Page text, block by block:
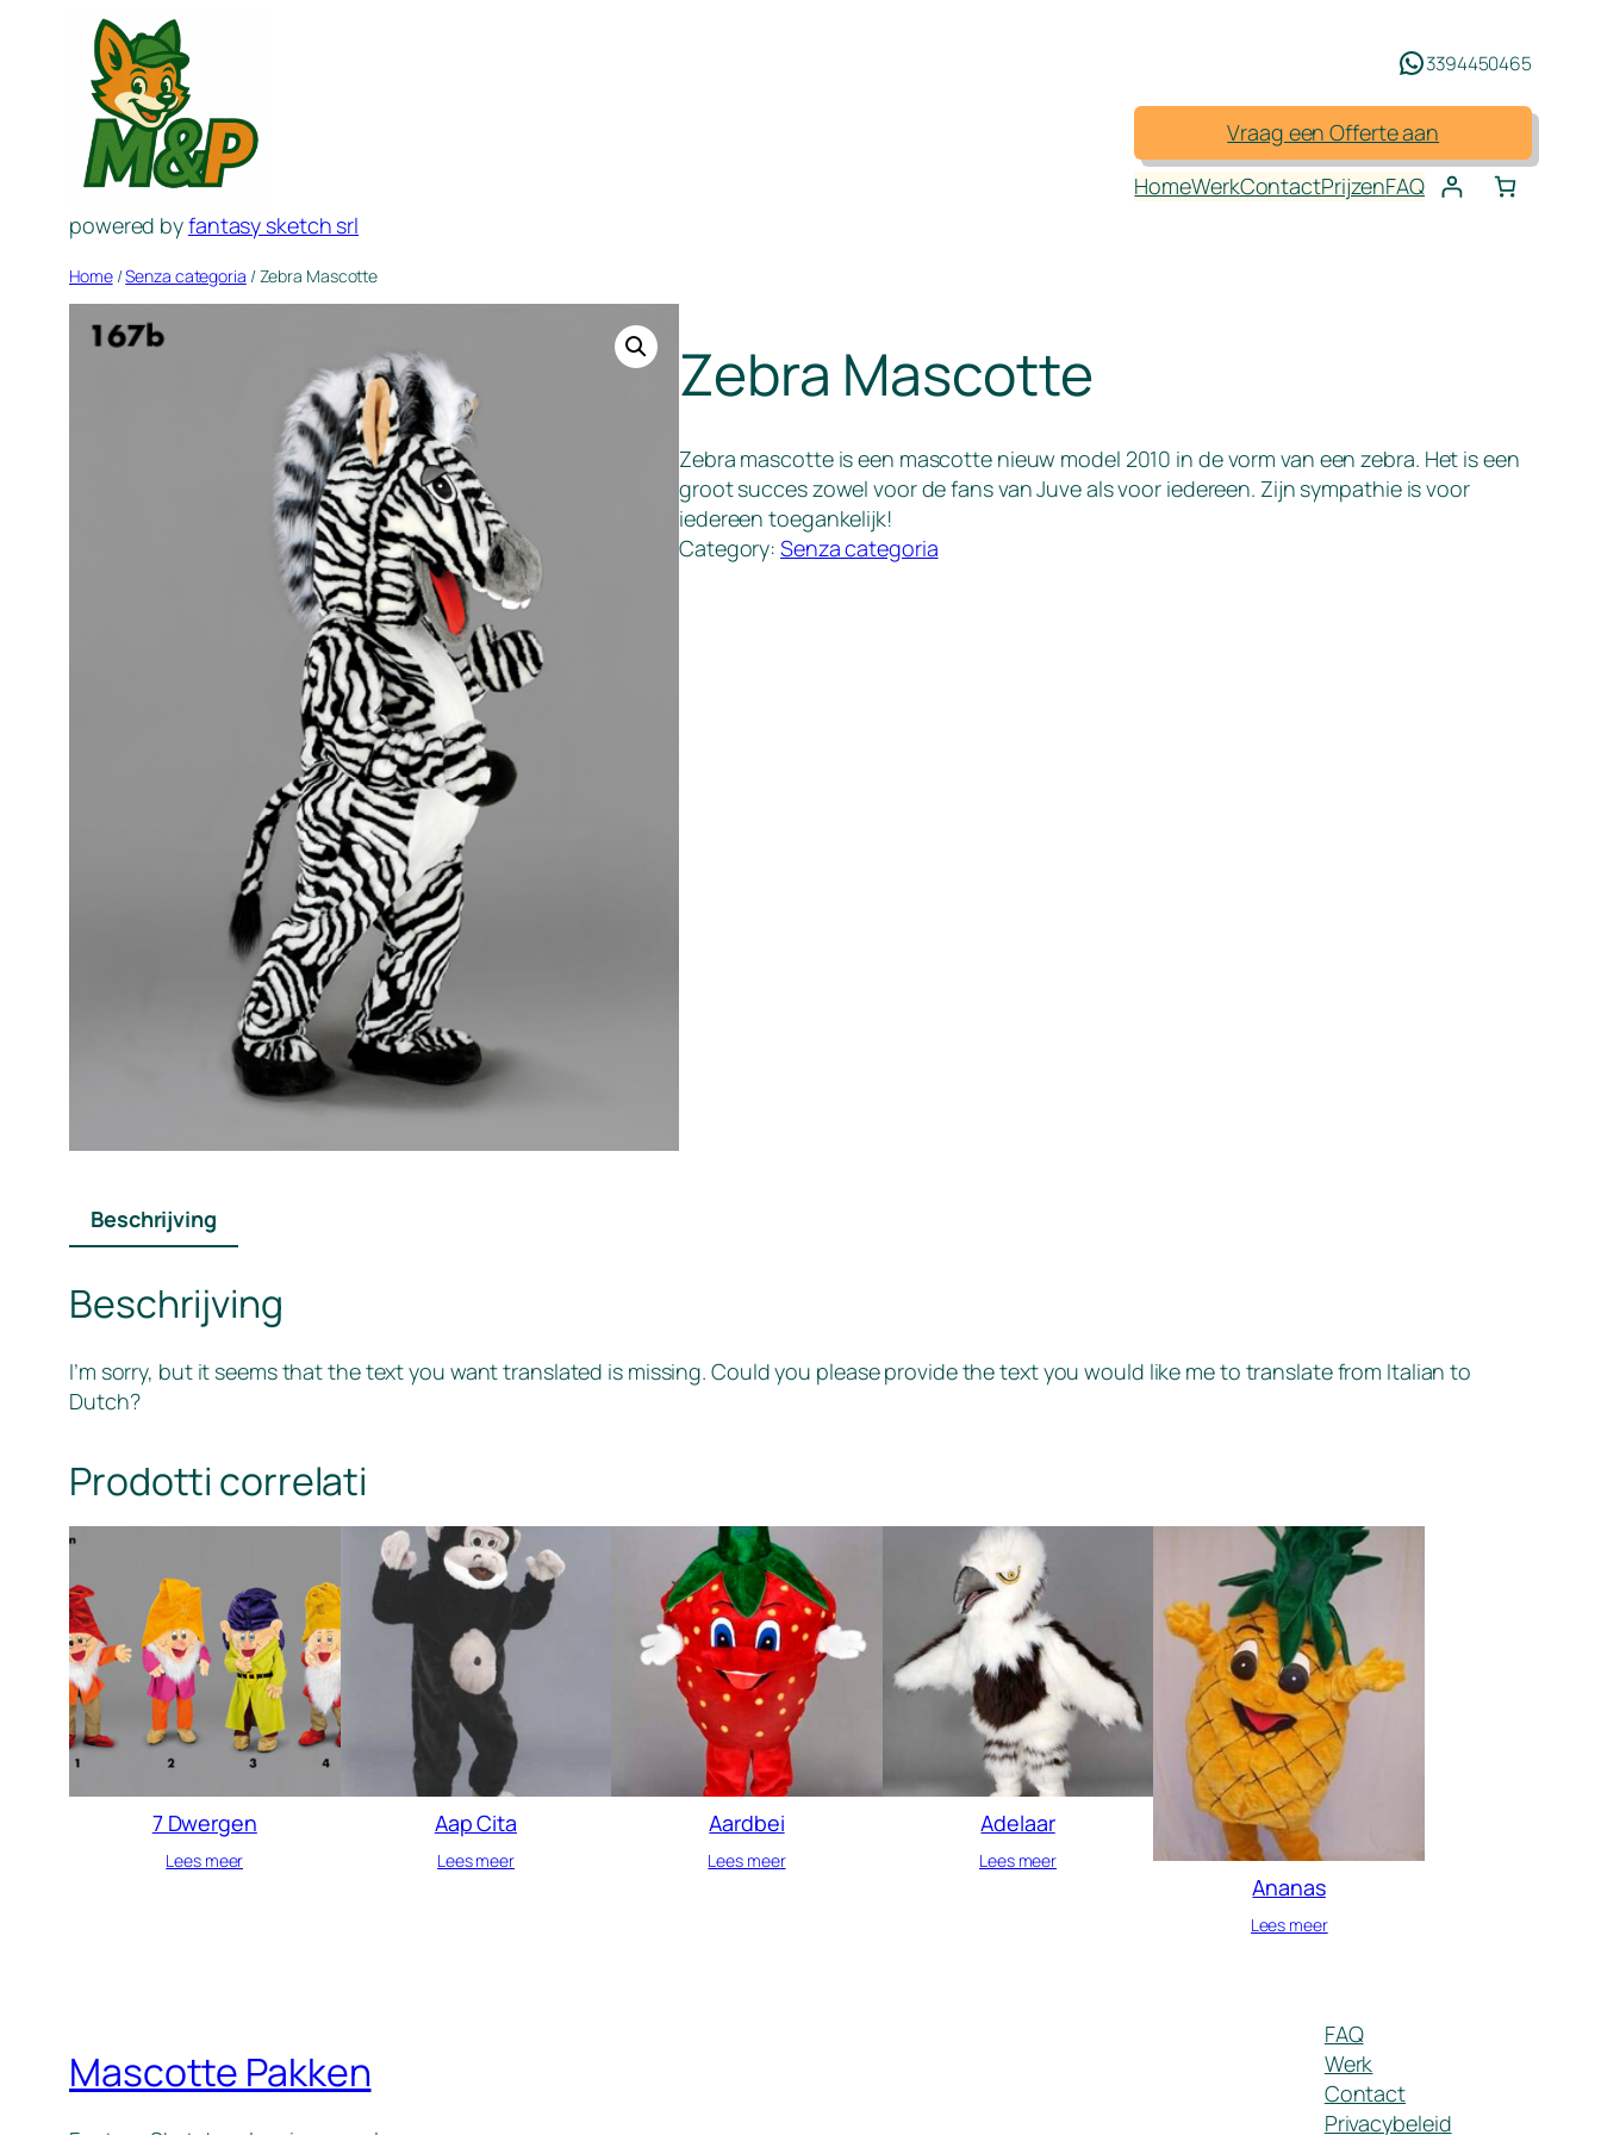
powered byfantasy sketch srl
3394450465
Vraag een Offerte aan
HomeWerkContactPrijzenFAQ
Home/Senza categoria / Zebra Mascotte
Zebra Mascotte
Zebra mascotte is een mascotte nieuw model 2010 in de vorm van een zebra. Het is een
groot succes zowel voor de fans van Juve als voor iedereen. Zijn sympathie is voor
iedereen toegankelijk!
Category:Senza categoria
Beschrijving
Beschrijving
I’m sorry, but it seems that the text you want translated is missing. Could you please provide the text you would like me to translate from Italian to
Dutch?
Prodotti correlati
7 Dwergen
Lees meer
Aap Cita
Lees meer
Aardbei
Lees meer
Adelaar
Lees meer
Ananas
Lees meer
Mascotte Pakken
FAQ
Werk
Contact
Privacybeleid